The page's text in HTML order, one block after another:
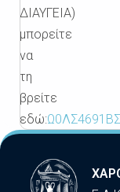
ΔΙΑΥΓΕΙΑ)
μπορείτε
να
τη
βρείτε
εδώ: